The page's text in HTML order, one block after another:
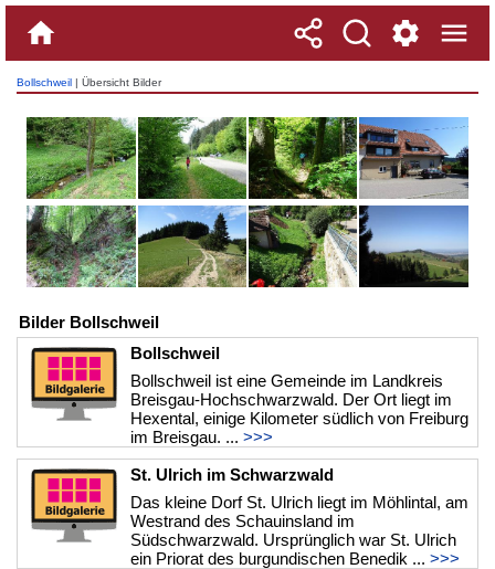
Bollschweil | Übersicht Bilder
Bilder Bollschweil
Bollschweil
Bollschweil ist eine Gemeinde im Landkreis
Breisgau-Hochschwarzwald. Der Ort liegt im
Hexental, einige Kilometer südlich von Freiburg
im Breisgau. ... >>>
St. Ulrich im Schwarzwald
Das kleine Dorf St. Ulrich liegt im Möhlintal, am
Westrand des Schauinsland im
Südschwarzwald. Ursprünglich war St. Ulrich
ein Priorat des burgundischen Benedik ... >>>